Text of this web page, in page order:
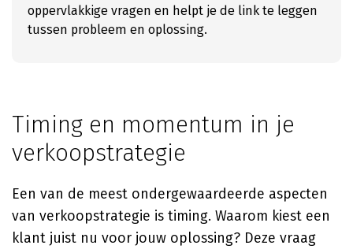
oppervlakkige vragen en helpt je de link te leggen
tussen probleem en oplossing.
Timing en momentum in je
verkoopstrategie
Een van de meest ondergewaardeerde aspecten
van verkoopstrategie is timing. Waarom kiest een
klant juist nu voor jouw oplossing? Deze vraag